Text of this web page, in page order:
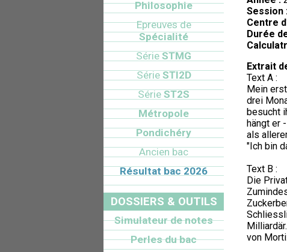
Session
Centre
Durée
Extrait
Text A :
Mein
drei
besucht
hängt er
als
"Ich bin
Text B :
Die
von
Philosophie
Epreuves de
Spécialité
Série STMG
SérieSTI2D
Série ST2S
Métropole
Pondichéry
Ancien bac
Résultat bac 2026
DOSSIERS & OUTILS
Simulateur de notes
Perles du bac